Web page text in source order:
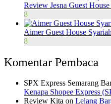
Review Jesna Guest
8
Aimer Guest House
8
Komentar Pembaca
SPX Express Semarang
Kenapa Shopee Express
Review Kita on Lelang